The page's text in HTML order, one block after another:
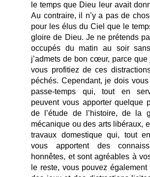
le temps que Dieu leur avait
Au contraire, il n’y a pas de
pour les élus du Ciel que le
gloire de Dieu. Je ne prétends
occupés du matin au soir
j’admets de bon cœur, parce
vous profitiez de ces
péchés. Cependant, je dois
passe-temps qui, tout en
peuvent vous apporter quelque
de l’étude de l’histoire, de la
mécanique ou des arts libéraux,
travaux domestique qui, tout
vous apportent des
honnêtes, et sont agréables à
le reste, vous pouvez